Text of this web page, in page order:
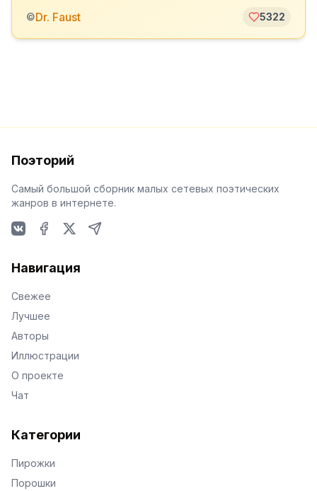
©Dr. Faust 5322
Поэторий
Самый большой сборник малых сетевых поэтических
жанров в интернете.
Навигация
Свежее
Лучшее
Авторы
Иллюстрации
О проекте
Чат
Категории
Пирожки
Порошки